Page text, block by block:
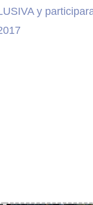
y